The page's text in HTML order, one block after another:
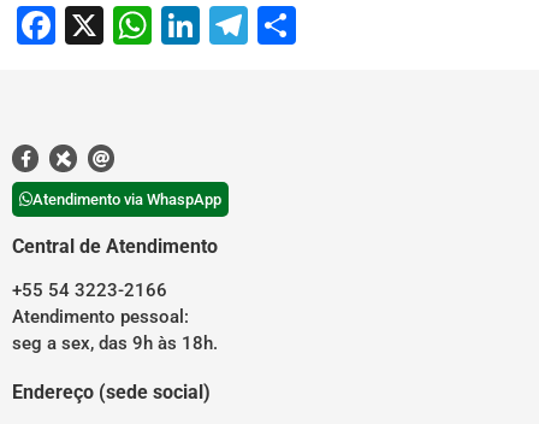
Facebook
X WhatsApp
LinkedIn
Telegram
Atendimento via WhaspApp
Central de Atendimento
+55 54 3223-2166
Atendimento pessoal:
seg a sex, das 9h às 18h.
Endereço (sede social)